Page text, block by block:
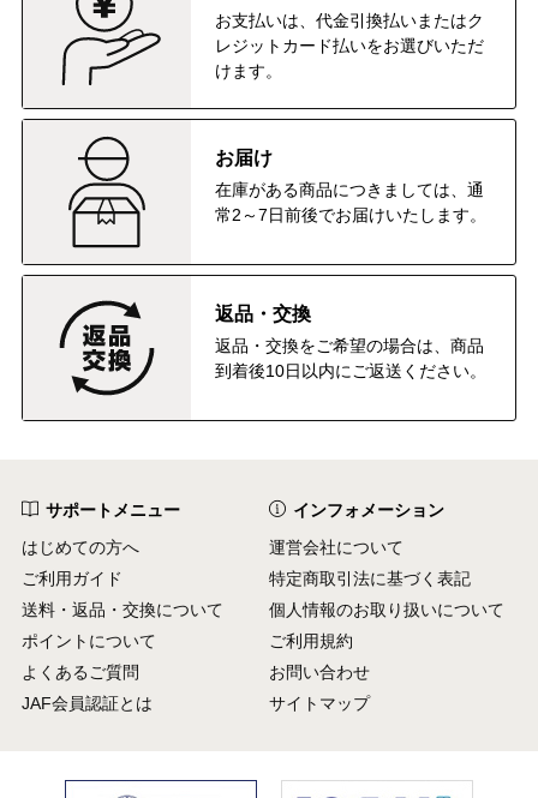
お支払いは、代金引換払いまたはク
レジットカード払いをお選びいただ
けます。
お届け
在庫がある商品につきましては、通
常2～7日前後でお届けいたします。
返品・交換
返品・交換をご希望の場合は、商品
到着後10日以内にご返送ください。
サポートメニュー
はじめての方へ
ご利用ガイド
送料・返品・交換について
ポイントについて
よくあるご質問
JAF会員認証とは
インフォメーション
運営会社について
特定商取引法に基づく表記
個人情報のお取り扱いについて
ご利用規約
お問い合わせ
サイトマップ